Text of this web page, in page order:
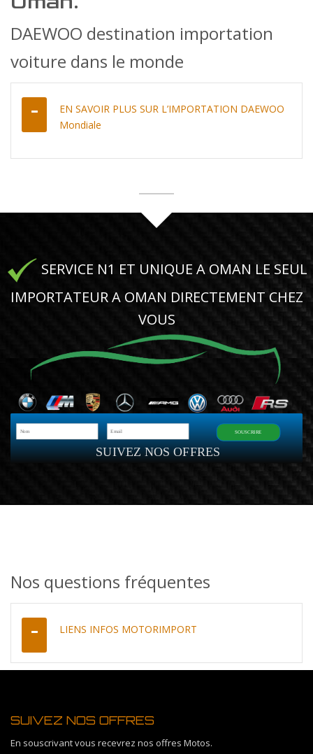
DAEWOO destination importation
voiture dans le monde
EN SAVOIR PLUS SUR L’IMPORTATION DAEWOO
Mondiale
SERVICE N1 ET UNIQUE A OMAN LE SEUL
IMPORTATEUR A OMAN DIRECTEMENT CHEZ
VOUS
SUIVEZ NOS OFFRES
SOUSCRIRE
Nos questions fréquentes
LIENS INFOS MOTORIMPORT
SUIVEZ NOS OFFRES
En souscrivant vous recevrez nos offres Motos.